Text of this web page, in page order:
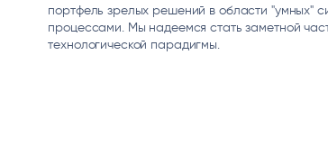
портфель зрелых решений в области "умных"
процессами. Мы надеемся стать заметной
технологической парадигмы.